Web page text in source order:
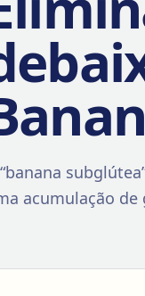
acumulação